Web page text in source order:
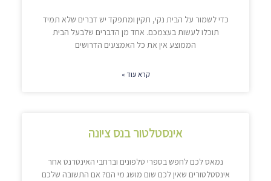
כדי לשמור על הבית נקי, תקין ומתפקד יש דברים שלא תמיד
תוכלו לעשות בעצמכם. אחד מן הדברים שלבעל הבית
הממוצע אין את כל האמצעים הדרושים
קרא עוד »
אינסטלטור בנס ציונה
נמאס לכם לחפש בספרי טלפונים וברחבי האינטרנט אחר
אינסטלטורים שאין לכם שום מושג מי הם? אם התשובה שלכם